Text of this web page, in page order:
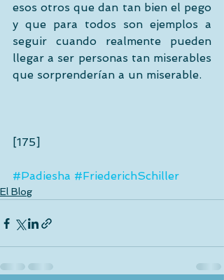
esos otros que dan tan bien el pego
y que para todos son ejemplos a
seguir cuando realmente pueden
llegar a ser personas tan miserables
que sorprenderían a un miserable.
[175]
#Padiesha #FriederichSchiller
El Blog